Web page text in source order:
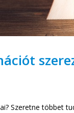
Szeretne többet